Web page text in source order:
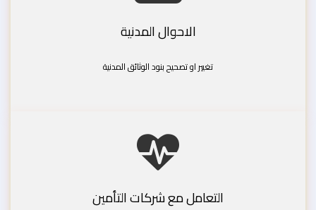
الاحوال المدنية
تغيير او تصحيح بنود الوثائق المدنية
التعامل مع شركات التأمين